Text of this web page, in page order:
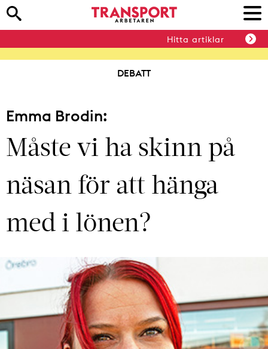
Hitta artiklar
DEBATT
Emma Brodin:
Måste vi ha skinn på
näsan för att hänga
med i lönen?